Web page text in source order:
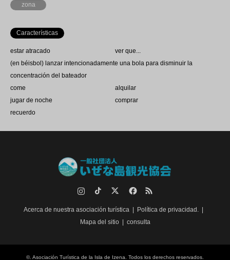
zona
Características
estar atracado
ver que...
(en béisbol) lanzar intencionadamente una bola para disminuir la
concentración del bateador
come
alquilar
jugar de noche
comprar
recuerdo
Facebook RSS
Acerca de nuestra asociación turística
Política de privacidad.
Mapa del sitio
consulta
©. Asociación Turística de la Isla de Izena . Todos los derechos reservados.